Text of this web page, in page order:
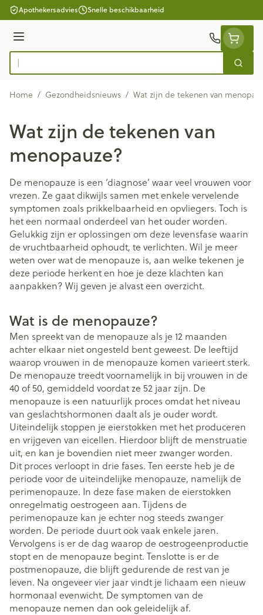
Ga naar de inhoud
Apothekersadvies Snelle beschikbaarheid
Menu
Product, merk, categorie...
Zoek
Home / Gezondheidsnieuws / Wat zijn de tekenen van
Wat zijn de tekenen van
menopauze?
De menopauze is een ‘diagnose’ waar veel vrouwen voor
vrezen. Ze gaat dikwijls samen met enkele vervelende
symptomen zoals prikkelbaarheid en opvliegers. Toch is
het een normaal onderdeel van het ouder worden.
Gelukkig zijn er oplossingen om deze levensfase waarin
de vruchtbaarheid ophoudt, te verlichten. Wil je meer
weten over wat de menopauze is, aan welke tekenen je
deze periode herkent en hoe je deze klachten kan
aanpakken? Wij geven je alvast een overzicht.
Wat is de menopauze?
Men spreekt van de menopauze als je 12 maanden
achter elkaar niet ongesteld bent geweest. De leeftijd
waarop vrouwen in de menopauze komen varieert sterk.
De menopauze treedt voornamelijk in bij vrouwen in de
40 of 50, gemiddeld voordat ze 52 jaar zijn. De
menopauze is een natuurlijk proces omdat het niveau
van geslachtshormonen daalt als je ouder wordt.
Uiteindelijk stoppen je eierstokken met het produceren
en vrijgeven van eicellen. Hierdoor blijft de menstruatie
uit, en kan je bovendien niet meer zwanger worden.
Dit proces verloopt in drie fases. Ten eerste heb je de
periode voor de uiteindelijke menopauze, namelijk de
perimenopauze. In deze fase maken de eierstokken
onregelmatig oestrogeen aan. Tijdens de
perimenopauze kan je echter nog steeds zwanger
worden. De periode duurt ook vaak enkele jaren.
Vervolgens is er de dag waarop de oestrogeenproductie
stopt en de menopauze begint. Tenslotte is er de
postmenopauze, die blijft gedurende de rest van je
leven. Na ongeveer vier jaar vindt je lichaam een nieuw
hormonaal evenwicht. De symptomen van de
menopauze nemen dan ook geleidelijk af.